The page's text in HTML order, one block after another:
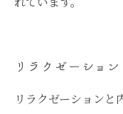
リラクゼーショ
リラクゼーションと